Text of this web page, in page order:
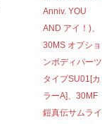
Anniv. YOU
AND アイ！)、
30MS オプショ
ンボディパーツ
タイプSU01[カ
ラーA]、30MF
鎧真伝サムライ